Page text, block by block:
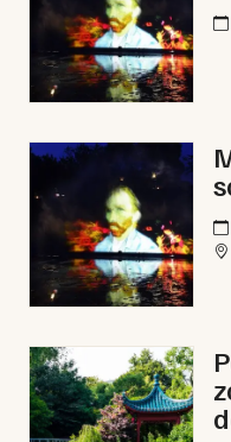
Matchs en Moselle
Matchs en Lorraine
Matchs dans le
Newsletter des
Artistes en tournée
Actus à Thionville